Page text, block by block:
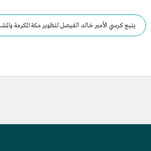
يتبع كرسي الأمير خالد الفيصل لتطوير مكة المكرمة